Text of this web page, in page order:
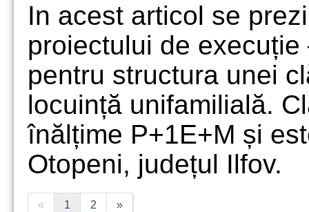
In acest articol se
proiectului de
pentru structura unei
locuință unifamilială.
înălțime P+1E+M și
Otopeni, județul Ilfov.
« 1 2 »